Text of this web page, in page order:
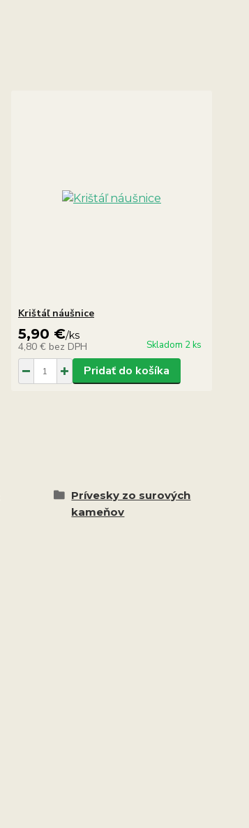
Krištáľ náušnice
5,90 €/ks
4,80 € bez DPH Skladom 2 ks
Pridať do košíka
Prívesky zo surových
kameňov